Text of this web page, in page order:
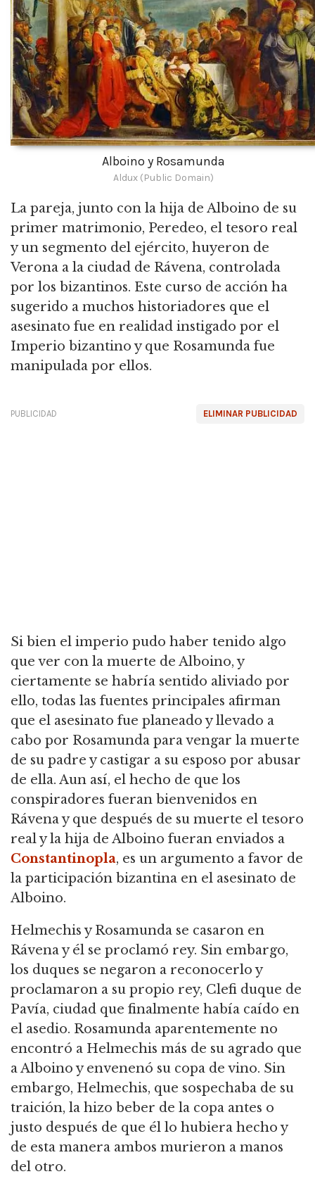
Alboino y Rosamunda
Aldux (Public Domain)
La pareja, junto con la hija de Alboino de su
primer matrimonio, Peredeo, el tesoro real
y un segmento del ejército, huyeron de
Verona a la ciudad de Rávena, controlada
por los bizantinos. Este curso de acción ha
sugerido a muchos historiadores que el
asesinato fue en realidad instigado por el
Imperio bizantino y que Rosamunda fue
manipulada por ellos.
ELIMINAR PUBLICIDAD
PUBLICIDAD
Si bien el imperio pudo haber tenido algo
que ver con la muerte de Alboino, y
ciertamente se habría sentido aliviado por
ello, todas las fuentes principales afirman
que el asesinato fue planeado y llevado a
cabo por Rosamunda para vengar la muerte
de su padre y castigar a su esposo por abusar
de ella. Aun así, el hecho de que los
conspiradores fueran bienvenidos en
Rávena y que después de su muerte el tesoro
real y la hija de Alboino fueran enviados a
Constantinopla, es un argumento a favor de
la participación bizantina en el asesinato de
Alboino.
Helmechis y Rosamunda se casaron en
Rávena y él se proclamó rey. Sin embargo,
los duques se negaron a reconocerlo y
proclamaron a su propio rey, Clefi duque de
Pavía, ciudad que finalmente había caído en
el asedio. Rosamunda aparentemente no
encontró a Helmechis más de su agrado que
a Alboino y envenenó su copa de vino. Sin
embargo, Helmechis, que sospechaba de su
traición, la hizo beber de la copa antes o
justo después de que él lo hubiera hecho y
de esta manera ambos murieron a manos
del otro.